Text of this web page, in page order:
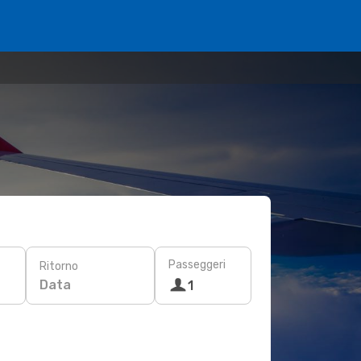
Ritorno
Data
Passeggeri
1